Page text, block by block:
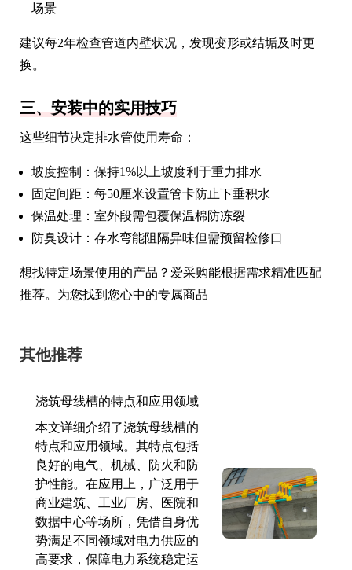
场景
建议每2年检查管道内壁状况，发现变形或结垢及时更
换。
三、安装中的实用技巧
这些细节决定排水管使用寿命：
坡度控制：保持1%以上坡度利于重力排水
固定间距：每50厘米设置管卡防止下垂积水
保温处理：室外段需包覆保温棉防冻裂
防臭设计：存水弯能阻隔异味但需预留检修口
想找特定场景使用的产品？爱采购能根据需求精准匹配
推荐。为您找到您心中的专属商品
其他推荐
浇筑母线槽的特点和应用领域
本文详细介绍了浇筑母线槽的
特点和应用领域。其特点包括
良好的电气、机械、防火和防
护性能。在应用上，广泛用于
商业建筑、工业厂房、医院和
数据中心等场所，凭借自身优
势满足不同领域对电力供应的
高要求，保障电力系统稳定运